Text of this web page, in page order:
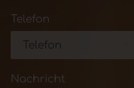
Telefon
Nachricht